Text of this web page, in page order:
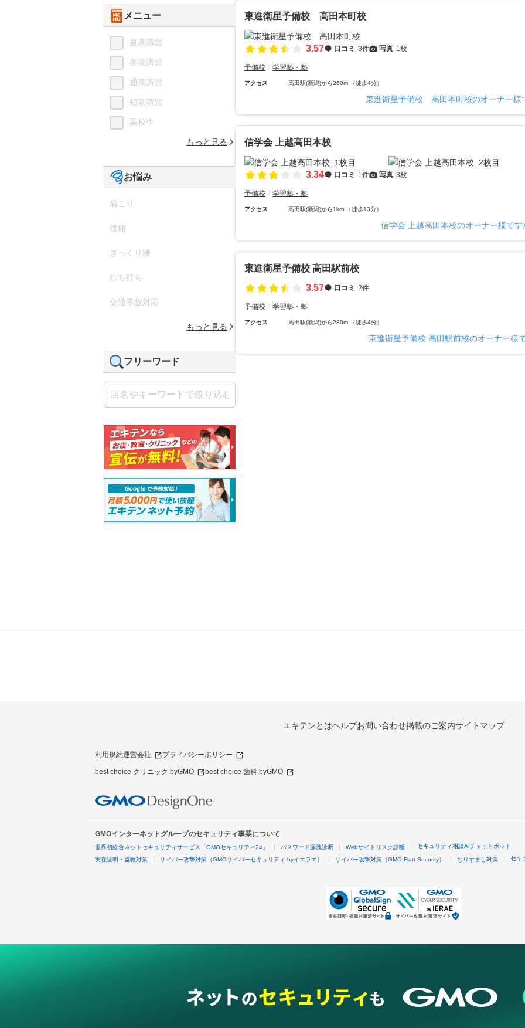
東進衛星予備校 高田本町校
3.57 口コミ 3件 写真 1枚
予備校 学習塾・塾
アクセス 高田駅(新潟)から260m （徒歩4分）
東進衛星予備校 高田本町校のオーナー様
信学会 上越高田本校
3.34 口コミ 1件 写真 3枚
予備校 学習塾・塾
アクセス 高田駅(新潟)から1km （徒歩13分）
信学会 上越高田本校のオーナー様です
東進衛星予備校 高田駅前校
3.57
口コミ 2件
予備校 学習塾・塾
アクセス 高田駅(新潟)から280m （徒歩4分）
東進衛星予備校 高田駅前校のオーナー様
メニュー
夏期講習
冬期講習
通期講習
短期講習
高校生
もっと見る
お悩み
肩こり
腰痛
ぎっくり腰
むち打ち
交通事故対応
もっと見る
フリーワード
エキテンとはヘルプお問い合わせ掲載のご案内サイトマップ
利用規約運営会社 プライバシーポリシー
best choice クリニック byGMO best choice 歯科 byGMO
GMOインターネットグループのセキュリティ事業について
世界初総合ネットセキュリティサービス「GMOセキュリティ24」 パスワード漏洩診断 Webサイトリスク診断 セキュリティ相談AIチャットボット
実在証明・盗聴対策 サイバー攻撃対策（GMOサイバーセキュリティ byイエラエ） サイバー攻撃対策（GMO Flatt Security） なりすまし対策 セキ